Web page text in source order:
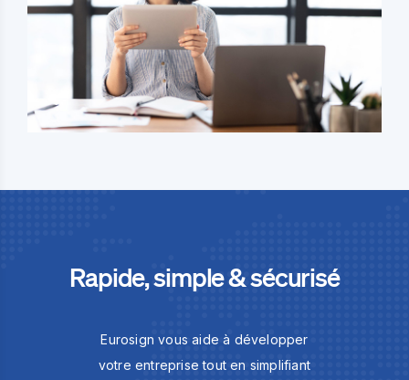
Rapide, simple & sécurisé
Eurosign vous aide à développer
votre entreprise tout en simplifiant